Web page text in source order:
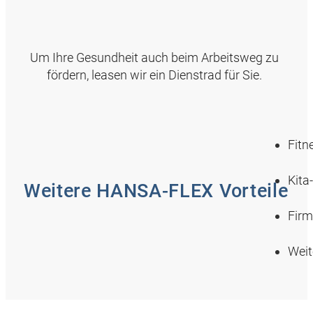
Um Ihre Gesundheit auch beim Arbeitsweg zu
fördern, leasen wir ein Dienstrad für Sie.
Weitere HANSA‑FLEX Vorteile